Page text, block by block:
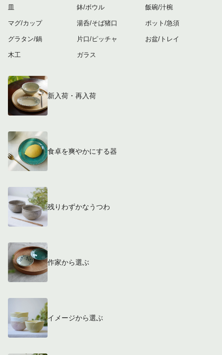
皿
マグ/カップ
グラタン/鍋
木工
鉢/ボウル
湯呑/そば猪口
片口/ピッチャ
ガラス
飯碗/汁椀
ポット/急須
お盆/トレイ
新入荷・再入荷
食卓を爽やかにする器
残りわずかなうつわ
作家から選ぶ
イメージから選ぶ